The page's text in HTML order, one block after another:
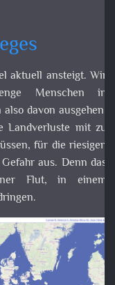
mit zu erleben.
riesigen Schiffe,
das Wasser kann
Maße ins
flood.firetree.net/
Momentaufnahme